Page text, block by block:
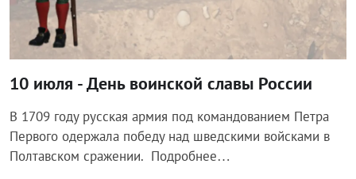
10 июля - День воинской славы России
В 1709 году русская армия под командованием Петра
Первого одержала победу над шведскими войсками в
Полтавском сражении. Подробнее…